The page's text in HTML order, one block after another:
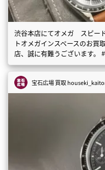
渋谷本店にてオメガ スピー
トオメガインスペースのお買
店、誠に有難うございます。
宝石広場 買取